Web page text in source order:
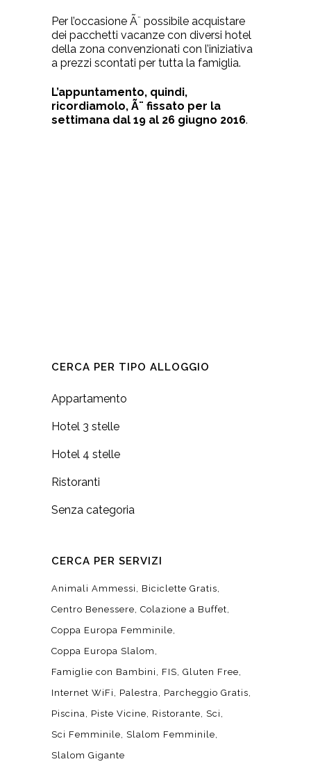
Per l’occasione Ã¨ possibile acquistare
dei pacchetti vacanze con diversi hotel
della zona convenzionati con l’iniziativa
a prezzi scontati per tutta la famiglia.
L’appuntamento, quindi,
ricordiamolo, Ã¨ fissato per la
settimana dal 19 al 26 giugno 2016.
CERCA PER TIPO ALLOGGIO
Appartamento
Hotel 3 stelle
Hotel 4 stelle
Ristoranti
Senza categoria
CERCA PER SERVIZI
Animali Ammessi
Biciclette Gratis
Centro Benessere Colazione a Buffet
Coppa Europa Femminile
Coppa Europa Slalom
Famiglie con Bambini
FIS Gluten Free
Internet WiFi
Palestra
Parcheggio Gratis
Piscina
Piste Vicine Ristorante
Sci
Sci Femminile
Slalom Femminile
Slalom Gigante